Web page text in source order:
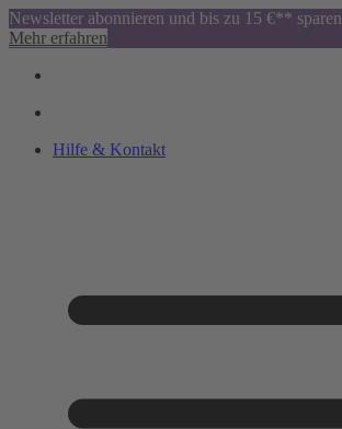
Newsletter abonnieren und bis zu 15 €** sparen
Mehr erfahren
Hilfe & Kontakt